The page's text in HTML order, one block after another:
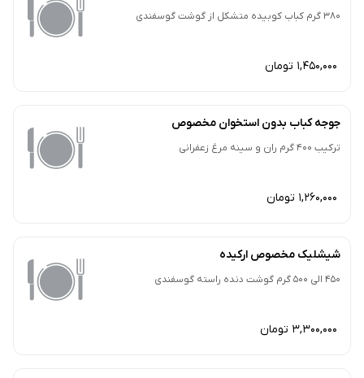
380 گرم کباب کوبیده متشکل از گوشت گوسفندی
1,450,000 تومان
جوجه کباب بدون استخوان مخصوص
ترکیب 400 گرم ران و سینه مرغ زعفرانی
1,260,000 تومان
شیشلیک مخصوص ارکیده
450 الی 500 گرم گوشت دنده راسته گوسفندی
3,300,000 تومان